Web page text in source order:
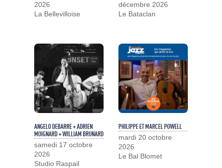
2026
La Bellevilloise
décembre 2026
Le Bataclan
ANGELO DEBARRE + ADRIEN
MOIGNARD + WILLIAM BRUNARD
samedi 17 octobre
2026
Studio Raspail
PHILIPPE ET MARCEL POWELL
mardi 20 octobre
2026
Le Bal Blomet